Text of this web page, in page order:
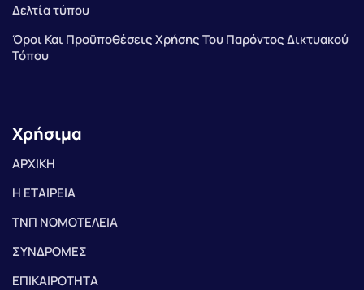
Δελτία τύπου
Όροι Και Προϋποθέσεις Χρήσης Του Παρόντος Δικτυακού
Τόπου
Χρήσιμα
ΑΡΧΙΚΗ
Η ΕΤΑΙΡΕΙΑ
ΤΝΠ ΝΟΜΟΤΕΛΕΙΑ
ΣΥΝΔΡΟΜΕΣ
ΕΠΙΚΑΙΡΟΤΗΤΑ